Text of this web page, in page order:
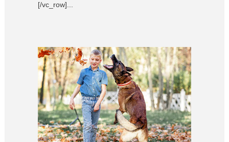
[/vc_row]...